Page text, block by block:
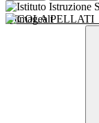
NICOLA PELLATI